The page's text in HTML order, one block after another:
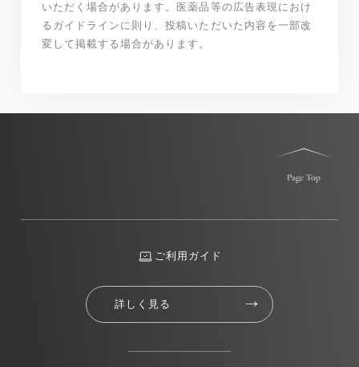
いただく場合があります。医薬品等の広告表現におけ
るガイドラインに則り、投稿いただいた内容を一部改
変して掲載する場合があります。
ご利用ガイド
詳しく見る